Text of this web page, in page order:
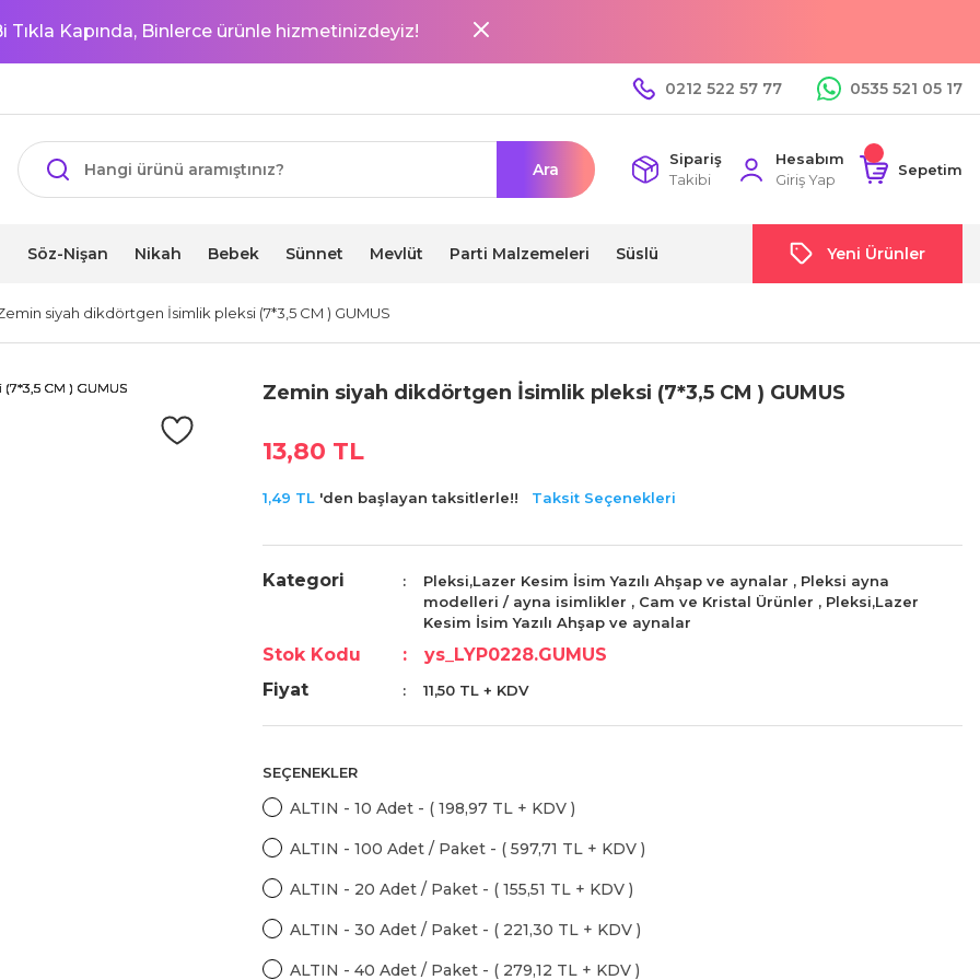
Tıkla Kapında, Binlerce ürünle hizmetinizdeyiz!
0212 522 57 77 0535 521 05 17
Ara
Sipariş
Takibi
Hesabım
Giriş Yap
Sepetim
Söz-Nişan Nikah Bebek Sünnet Mevlüt Parti Malzemeleri Süslü Yeni Ürünler
siyah dikdörtgen İsimlik pleksi (7*3,5 CM ) GUMUS
Zemin siyah dikdörtgen İsimlik pleksi (7*3,5 CM ) GUMUS
13,80 TL
1,49 TL 'den başlayan taksitlerle!! Taksit Seçenekleri
Kategori Pleksi,Lazer Kesim İsim Yazılı Ahşap ve aynalar , Pleksi ayna
modelleri / ayna isimlikler , Cam ve Kristal Ürünler , Pleksi,Lazer
Kesim İsim Yazılı Ahşap ve aynalar
Stok Kodu
ys_LYP0228.GUMUS
Fiyat
11,50 TL + KDV
SEÇENEKLER
ALTIN - 10 Adet - ( 198,97 TL + KDV )
ALTIN - 100 Adet / Paket - ( 597,71 TL + KDV )
ALTIN - 20 Adet / Paket - ( 155,51 TL + KDV )
ALTIN - 30 Adet / Paket - ( 221,30 TL + KDV )
ALTIN - 40 Adet / Paket - ( 279,12 TL + KDV )